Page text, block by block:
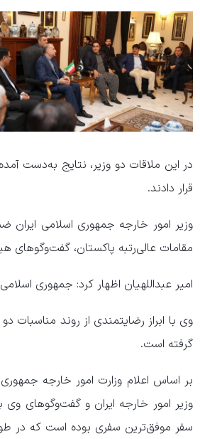
در این ملاقات دو وزیر، نتایج به‌دست
قرار دادند.
وزیر امور خارجه جمهوری اسلامی ایران
مقامات عالی‌رتبه پاکستان،
امیر عبداللهیان اظهار کرد: جمهوری
وی با ابراز رضایتمندی از روند مناسبات
گرفته است.
بر اساس اعلام وزارت امور خارجه جمهوری
وزیر امور خارجه ایران و گفت‌وگوهای وی
سفر موفق‌ترین سفری بوده است که در